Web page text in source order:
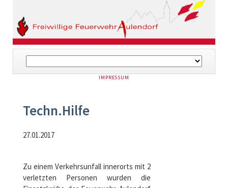
Navigation
überspringen
NAVIGATION
IMPRESSUM
Techn.Hilfe
27.01.2017
Zu einem Verkehrsunfall innerorts mit 2
verletzten Personen wurden die